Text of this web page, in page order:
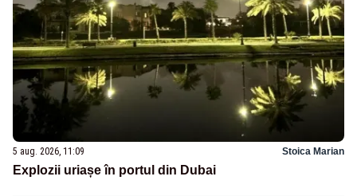
5 aug. 2026, 11:09 Stoica Marian
Explozii uriașe în portul din Dubai